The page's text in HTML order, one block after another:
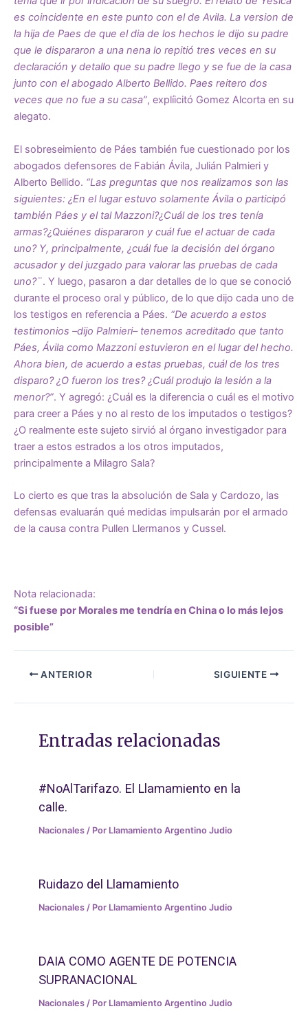
es coincidente en este punto con el de Avila. La version de
la hija de Paes de que el dia de los hechos le dijo su padre
que le dispararon a una nena lo repitió tres veces en su
declaración y detallo que su padre llego y se fue de la casa
junto con el abogado Alberto Bellido. Paes reitero dos
veces que no fue a su casa”, explíicitó Gomez Alcorta en su
alegato.
El sobreseimiento de Páes también fue cuestionado por los
abogados defensores de Fabián Ávila, Julián Palmieri y
Alberto Bellido. “Las preguntas que nos realizamos son las
siguientes: ¿En el lugar estuvo solamente Ávila o participó
también Páes y el tal Mazzoni?¿Cuál de los tres tenía
armas?¿Quiénes dispararon y cuál fue el actuar de cada
uno? Y, principalmente, ¿cuál fue la decisión del órgano
acusador y del juzgado para valorar las pruebas de cada
uno?¨. Y luego, pasaron a dar detalles de lo que se conoció
durante el proceso oral y público, de lo que dijo cada uno de
los testigos en referencia a Páes. “De acuerdo a estos
testimonios –dijo Palmieri– tenemos acreditado que tanto
Páes, Ávila como Mazzoni estuvieron en el lugar del hecho.
Ahora bien, de acuerdo a estas pruebas, cuál de los tres
disparo? ¿O fueron los tres? ¿Cuál produjo la lesión a la
menor?”. Y agregó: ¿Cuál es la diferencia o cuál es el motivo
para creer a Páes y no al resto de los imputados o testigos?
¿O realmente este sujeto sirvió al órgano investigador para
traer a estos estrados a los otros imputados,
principalmente a Milagro Sala?
Lo cierto es que tras la absolución de Sala y Cardozo, las
defensas evaluarán qué medidas impulsarán por el armado
de la causa contra Pullen Llermanos y Cussel.
Nota relacionada:
“Si fuese por Morales me tendría en China o lo más lejos
posible”
ANTERIOR SIGUIENTE
Entradas relacionadas
#NoAlTarifazo. El Llamamiento en la
calle.
Nacionales / Por Llamamiento Argentino Judio
Ruidazo del Llamamiento
Nacionales / Por Llamamiento Argentino Judio
DAIA COMO AGENTE DE POTENCIA
SUPRANACIONAL
Nacionales / Por Llamamiento Argentino Judio